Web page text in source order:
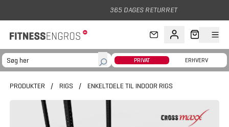
365 DAGES RETURRET
PRIVAT ERHVERV
PRODUKTER / RIGS / ENKELTDELE TIL INDOOR RIGS